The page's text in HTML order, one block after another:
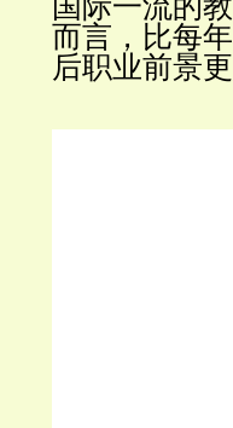
国际一流的
而言，比每
后职业前景